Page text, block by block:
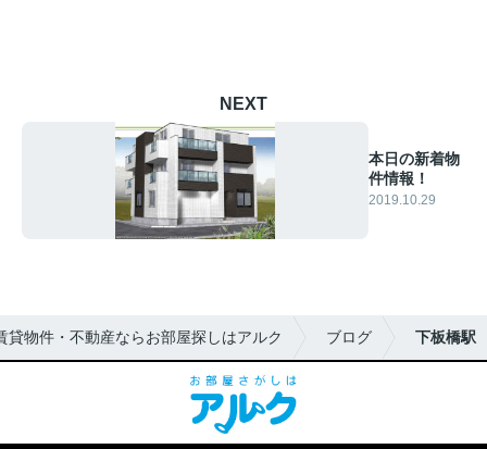
NEXT
本日の新着物
件情報！
2019.10.29
貸物件・不動産ならお部屋探しはアルク ブログ 下板橋駅